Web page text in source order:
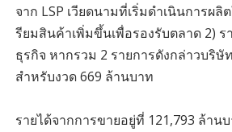
จาก LSP เวียดนามที่เริ่มดำเนินการผลิ
รียมสินค้าเพิ่มขึ้นเพื่อรองรับตลาด 2) ร
ธุรกิจ หากรวม 2 รายการดังกล่าวบริ
สำหรับงวด 669 ล้านบาท
รายได้จากการขายอยู่ที่ 121,793 ล้าน